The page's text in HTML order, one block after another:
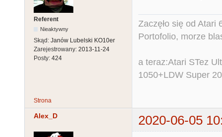
Referent
Nieaktywny
Skąd: Janów Lubelski KO10er
Zarejestrowany: 2013-11-24
Posty: 424
Zaczęło się od Atari
Portofolio, morze
a teraz:Atari STez
1050+LDW Super
Strona
Alex_D 2020-06-05